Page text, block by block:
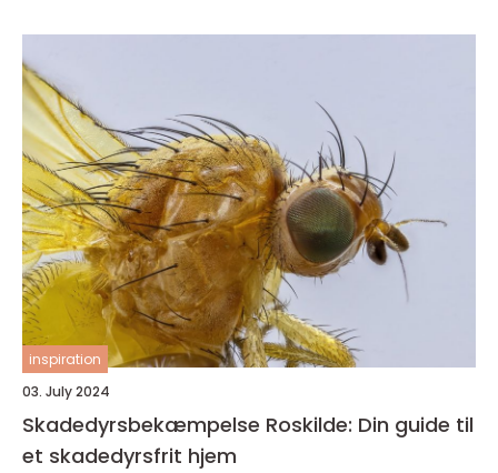
inspiration
03. July 2024
Skadedyrsbekæmpelse Roskilde: Din guide til
et skadedyrsfrit hjem